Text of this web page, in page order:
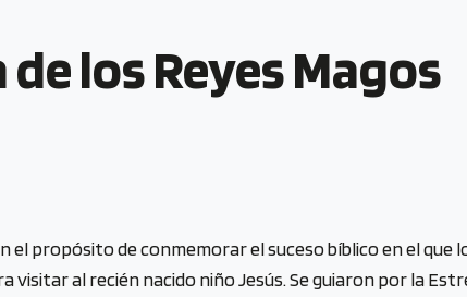
de los Reyes Magos
el propósito de conmemorar el suceso bíblico en el que
al recién nacido niño Jesús. Se guiaron por la